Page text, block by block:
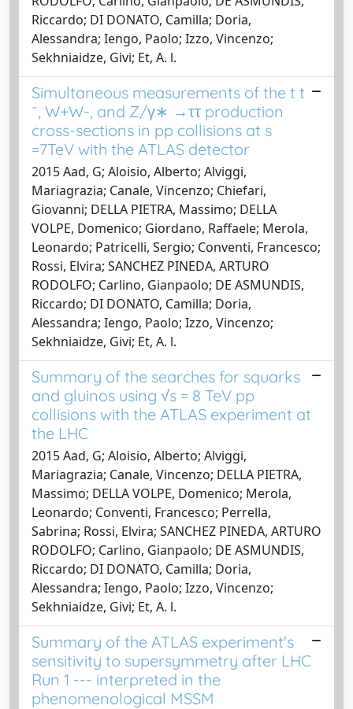
Riccardo; DI DONATO, Camilla; Doria,
Alessandra; Iengo, Paolo; Izzo, Vincenzo;
Sekhniaidze, Givi; Et, A. l.
Simultaneous measurements of the t t
¯, W+W-, and Z/γ∗ →ττ production
cross-sections in pp collisions at s
=7TeV with the ATLAS detector
2015 Aad, G; Aloisio, Alberto; Alviggi,
Mariagrazia; Canale, Vincenzo; Chiefari,
Giovanni; DELLA PIETRA, Massimo; DELLA
VOLPE, Domenico; Giordano, Raffaele; Merola,
Leonardo; Patricelli, Sergio; Conventi, Francesco;
Rossi, Elvira; SANCHEZ PINEDA, ARTURO
RODOLFO; Carlino, Gianpaolo; DE ASMUNDIS,
Riccardo; DI DONATO, Camilla; Doria,
Alessandra; Iengo, Paolo; Izzo, Vincenzo;
Sekhniaidze, Givi; Et, A. l.
Summary of the searches for squarks
and gluinos using √s = 8 TeV pp
collisions with the ATLAS experiment at
the LHC
2015 Aad, G; Aloisio, Alberto; Alviggi,
Mariagrazia; Canale, Vincenzo; DELLA PIETRA,
Massimo; DELLA VOLPE, Domenico; Merola,
Leonardo; Conventi, Francesco; Perrella,
Sabrina; Rossi, Elvira; SANCHEZ PINEDA, ARTURO
RODOLFO; Carlino, Gianpaolo; DE ASMUNDIS,
Riccardo; DI DONATO, Camilla; Doria,
Alessandra; Iengo, Paolo; Izzo, Vincenzo;
Sekhniaidze, Givi; Et, A. l.
Summary of the ATLAS experiment's
sensitivity to supersymmetry after LHC
Run 1 --- interpreted in the
phenomenological MSSM